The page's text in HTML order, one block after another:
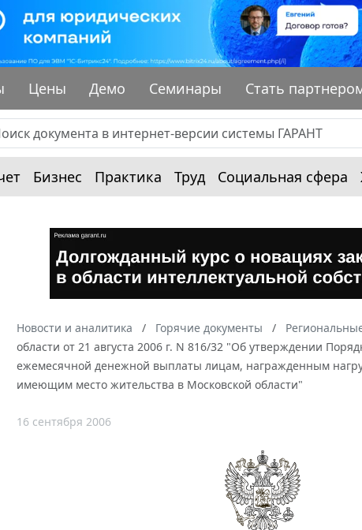
Цены Демо Семинары Стать
Бизнес Практика Труд Социальная сфера
Новости и аналитика Горячие документы
области от 21 августа 2006 г. N 816/32 "Об утверждении
ежемесячной денежной выплаты лицам, награжденным
имеющим место жительства в Московской области"
16 сентября 2006